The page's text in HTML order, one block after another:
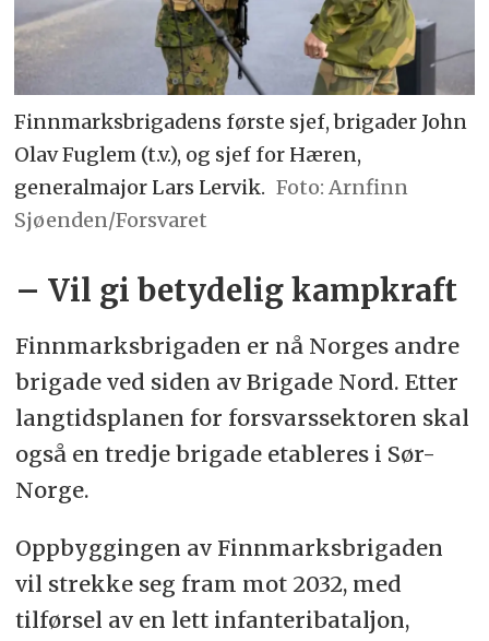
Finnmarksbrigadens første sjef, brigader John
Olav Fuglem (t.v.), og sjef for Hæren,
generalmajor Lars Lervik.
Arnfinn
Sjøenden/Forsvaret
– Vil gi betydelig kampkraft
Finnmarksbrigaden er nå Norges andre
brigade ved siden av Brigade Nord. Etter
langtidsplanen for forsvarssektoren skal
også en tredje brigade etableres i Sør-
Norge.
Oppbyggingen av Finnmarksbrigaden
vil strekke seg fram mot 2032, med
tilførsel av en lett infanteribataljon,